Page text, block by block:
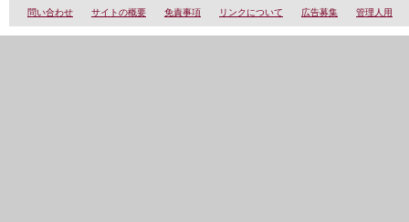
問い合わせ サイトの概要 免責事項 リンクについて 広告募集 管理人用